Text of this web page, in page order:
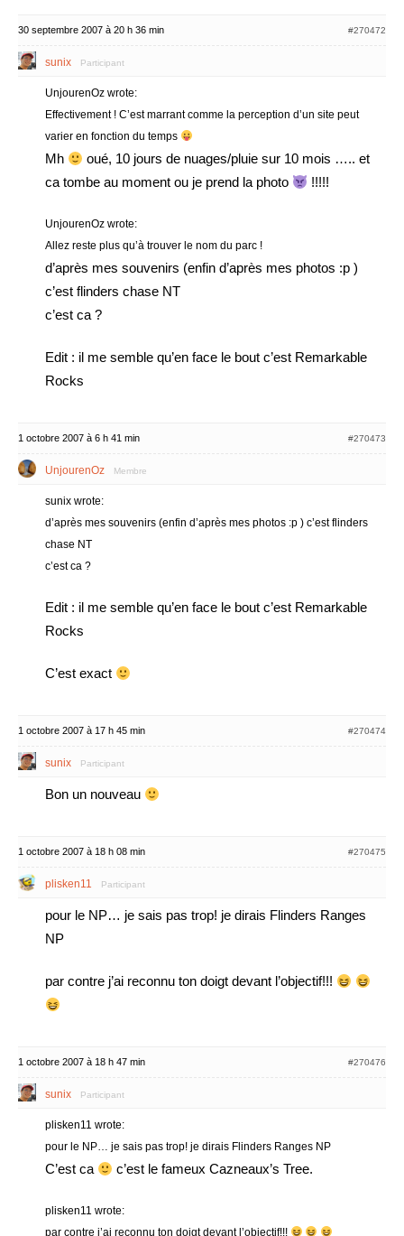
30 septembre 2007 à 20 h 36 min #270472
sunix Participant
UnjourenOz wrote:
Effectivement ! C’est marrant comme la perception d’un site peut
varier en fonction du temps
Mh
oué, 10 jours de nuages/pluie sur 10 mois ….. et
ca tombe au moment ou je prend la photo
!!!!!
UnjourenOz wrote:
Allez reste plus qu’à trouver le nom du parc !
d’après mes souvenirs (enfin d’après mes photos :p )
c’est flinders chase NT
c’est ca ?
Edit : il me semble qu’en face le bout c’est Remarkable
Rocks
1 octobre 2007 à 6 h 41 min #270473
UnjourenOz Membre
sunix wrote:
d’après mes souvenirs (enfin d’après mes photos :p ) c’est flinders
chase NT
c’est ca ?
Edit : il me semble qu’en face le bout c’est Remarkable
Rocks
C’est exact
1 octobre 2007 à 17 h 45 min #270474
sunix Participant
Bon un nouveau
1 octobre 2007 à 18 h 08 min #270475
plisken11 Participant
pour le NP… je sais pas trop! je dirais Flinders Ranges
NP
par contre j’ai reconnu ton doigt devant l’objectif!!!
1 octobre 2007 à 18 h 47 min #270476
sunix Participant
plisken11 wrote:
pour le NP… je sais pas trop! je dirais Flinders Ranges NP
C’est ca c’est le fameux Cazneaux’s Tree.
plisken11 wrote:
par contre j’ai reconnu ton doigt devant l’objectif!!!